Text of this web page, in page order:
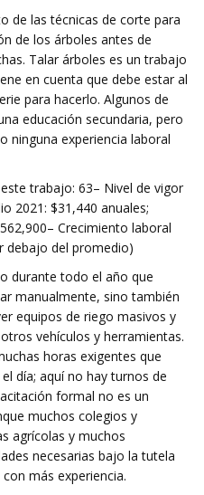
de las técnicas de corte para
de los árboles antes de
Talar árboles es un trabajo
en cuenta que debe estar al
para hacerlo. Algunos de
educación secundaria, pero
ninguna experiencia laboral
trabajo: 63– Nivel de vigor
2021: $31,440 anuales;
Crecimiento laboral
debajo del promedio)
durante todo el año que
manualmente, sino también
equipos de riego masivos y
vehículos y herramientas.
horas exigentes que
día; aquí no hay turnos de
formal no es un
muchos colegios y
agrícolas y muchos
necesarias bajo la tutela
más experiencia.